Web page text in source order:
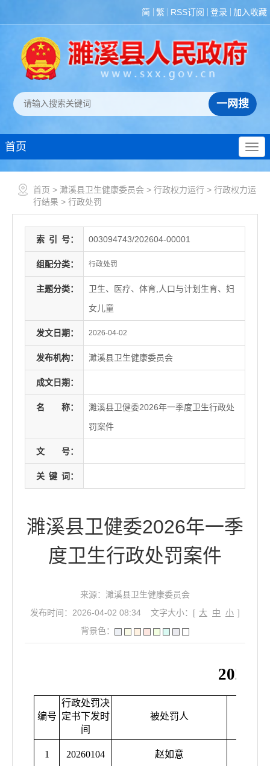
简 繁 RSS订阅 登录 加入收藏
首页
首页 > 濉溪县卫生健康委员会 > 行政权力运行 > 行政权力运
行结果 > 行政处罚
索 引 号： 003094743/202604-00001
组配分类： 行政处罚
主题分类：
卫生、医疗、体育,人口与计划生育、妇
女儿童
发文日期： 2026-04-02
发布机构： 濉溪县卫生健康委员会
成文日期：
名 称：
濉溪县卫健委2026年一季度卫生行政处
罚案件
文 号：
关 键 词：
濉溪县卫健委2026年一季
度卫生行政处罚案件
来源：濉溪县卫生健康委员会
发布时间：2026-04-02 08:34
文字大小：[ 大 中 小 ]
背景色：
2026
编号
行政处罚决
定书下发时
间
被处罚人
1 20260104 赵如意